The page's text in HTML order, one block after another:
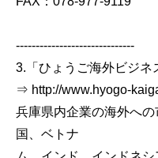
------------------------------
3.「ひょうご海外ビジネ
⇒ http://www.hyogo-
兵庫県内企業の海外へ
国、ベトナ